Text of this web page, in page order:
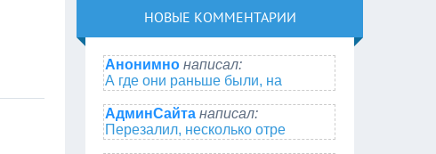
НОВЫЕ КОММЕНТАРИИ
Анонимно написал:
А где они раньше были, на
АдминСайта написал:
Перезалил, несколько отре